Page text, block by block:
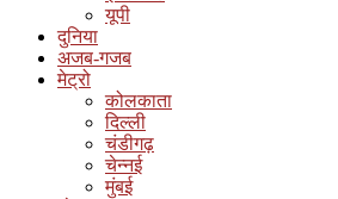
यूपी
दुनिया
अजब-गजब
मेट्रो
कोलकाता
दिल्ली
चंडीगढ़
चेन्नई
मुंबई